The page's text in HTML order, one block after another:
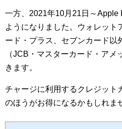
一方、2021年10月21日～Apple
ようになりました。ウォレット
ード・プラス、セブンカード以
（JCB・マスターカード・ア
きます。
チャージに利用するクレジット
のほうがお得になるかもしれま